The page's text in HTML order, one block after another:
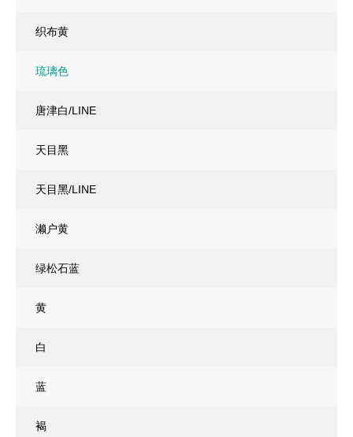
织布黄
琉璃色
唐津白/LINE
天目黑
天目黑/LINE
濑户黄
绿松石蓝
黄
白
蓝
褐